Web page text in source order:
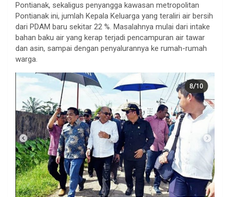
Pontianak, sekaligus penyangga kawasan metropolitan
Pontianak ini, jumlah Kepala Keluarga yang teraliri air bersih
dari PDAM baru sekitar 22 %. Masalahnya mulai dari intake
bahan baku air yang kerap terjadi pencampuran air tawar
dan asin, sampai dengan penyalurannya ke rumah-rumah
warga.